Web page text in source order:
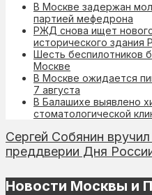
В Москве задержан
партией мефедрона
РЖД снова ищет
исторического здания
Шесть беспилотников
Москве
В Москве ожидается
7 августа
В Балашихе выявлено
стоматологической
Сергей Собянин
преддверии Дня
Новости Москвы и